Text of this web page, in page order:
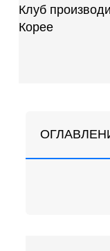
Клуб
Корее